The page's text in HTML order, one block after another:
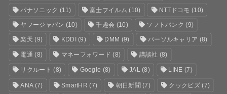
パナソニック (11) 富士フイルム (10) NTTドコモ (10)
ヤフージャパン (10) 千趣会 (10) ソフトバンク (9)
楽天 (9) KDDI (9) DMM (9) パーソルキャリア (8)
電通 (8) マネーフォワード (8) 講談社 (8)
リクルート (8) Google (8) JAL(8) LINE (7)
ANA(7) SmartHR (7) 朝日新聞(7) クックビズ(7)